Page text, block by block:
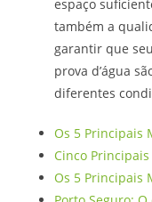
espaço
também a
garantir que
prova d’água
diferentes
Os 5 Principais
Cinco
Os 5 Principais